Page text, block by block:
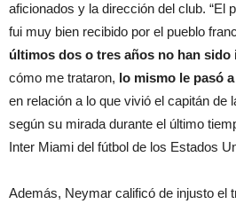
aficionados y la dirección del club. “El
fui muy bien recibido por el pueblo
últimos dos o tres años no han sido
cómo me trataron, lo mismo le pasó
en relación a lo que vivió el capitán de
según su mirada durante el último
Inter Miami del fútbol de los Estados
Además, Neymar calificó de injusto el